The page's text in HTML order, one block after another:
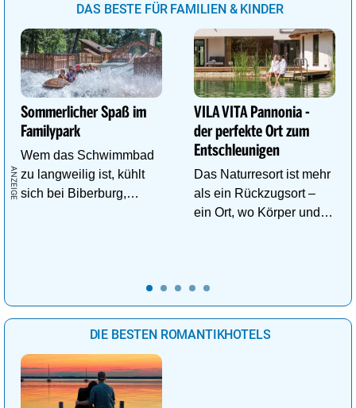
DAS BESTE FÜR FAMILIEN & KINDER
Sommerlicher Spaß im
Familypark
Wem das Schwimmbad
zu langweilig ist, kühlt
sich bei Biberburg,
VILA VITA Pannonia -
der perfekte Ort zum
Entschleunigen
Das Naturresort ist mehr
als ein Rückzugsort –
ein Ort, wo Körper und
DIE BESTEN ROMANTIKHOTELS